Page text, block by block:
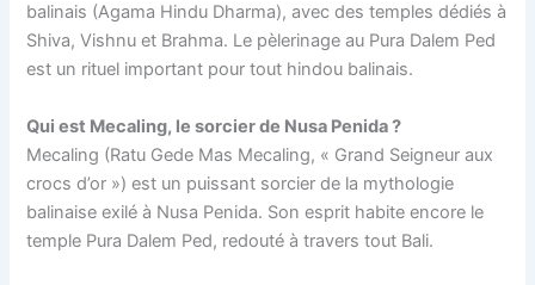
balinais (Agama Hindu Dharma), avec des temples dédiés à
Shiva, Vishnu et Brahma. Le pèlerinage au Pura Dalem Ped
est un rituel important pour tout hindou balinais.
Qui est Mecaling, le sorcier de Nusa Penida ?
Mecaling (Ratu Gede Mas Mecaling, « Grand Seigneur aux
crocs d’or ») est un puissant sorcier de la mythologie
balinaise exilé à Nusa Penida. Son esprit habite encore le
temple Pura Dalem Ped, redouté à travers tout Bali.